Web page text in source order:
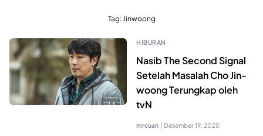
Tag:Jinwoong
HIBURAN
Nasib The Second Signal
Setelah Masalah Cho Jin-
woong Terungkap oleh
tvN
mrcuan | Desember 19, 2025